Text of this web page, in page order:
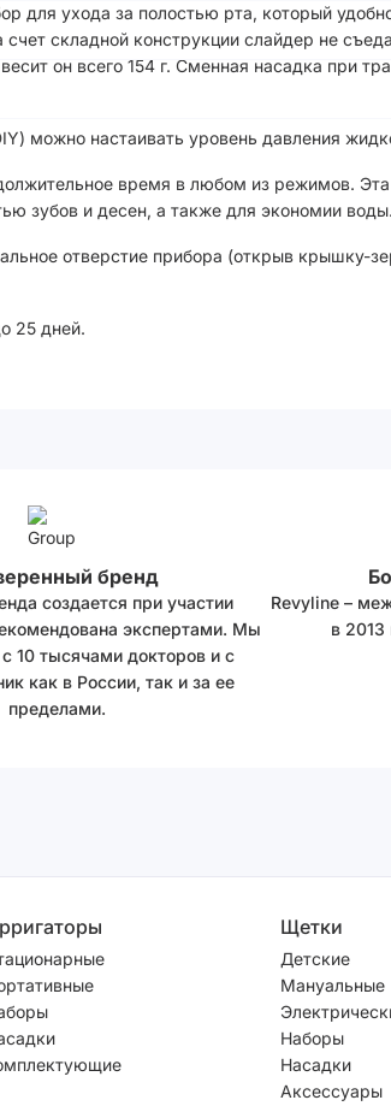
для ухода за полостью рта, который
складной конструкции слайдер не
он всего 154 г. Сменная насадка при
можно настаивать уровень давления
время в любом из режимов.
зубов и десен, а также для экономии воды.
отверстие прибора (открыв крышку-
25 дней.
бренд
создается при участии
экспертами. Мы
10 тысячами докторов и с
как в России, так и за ее
пределами.
Revyline –
в 2013
Щетки
Детские
Мануальные
Наборы
Насадки
Аксессуары